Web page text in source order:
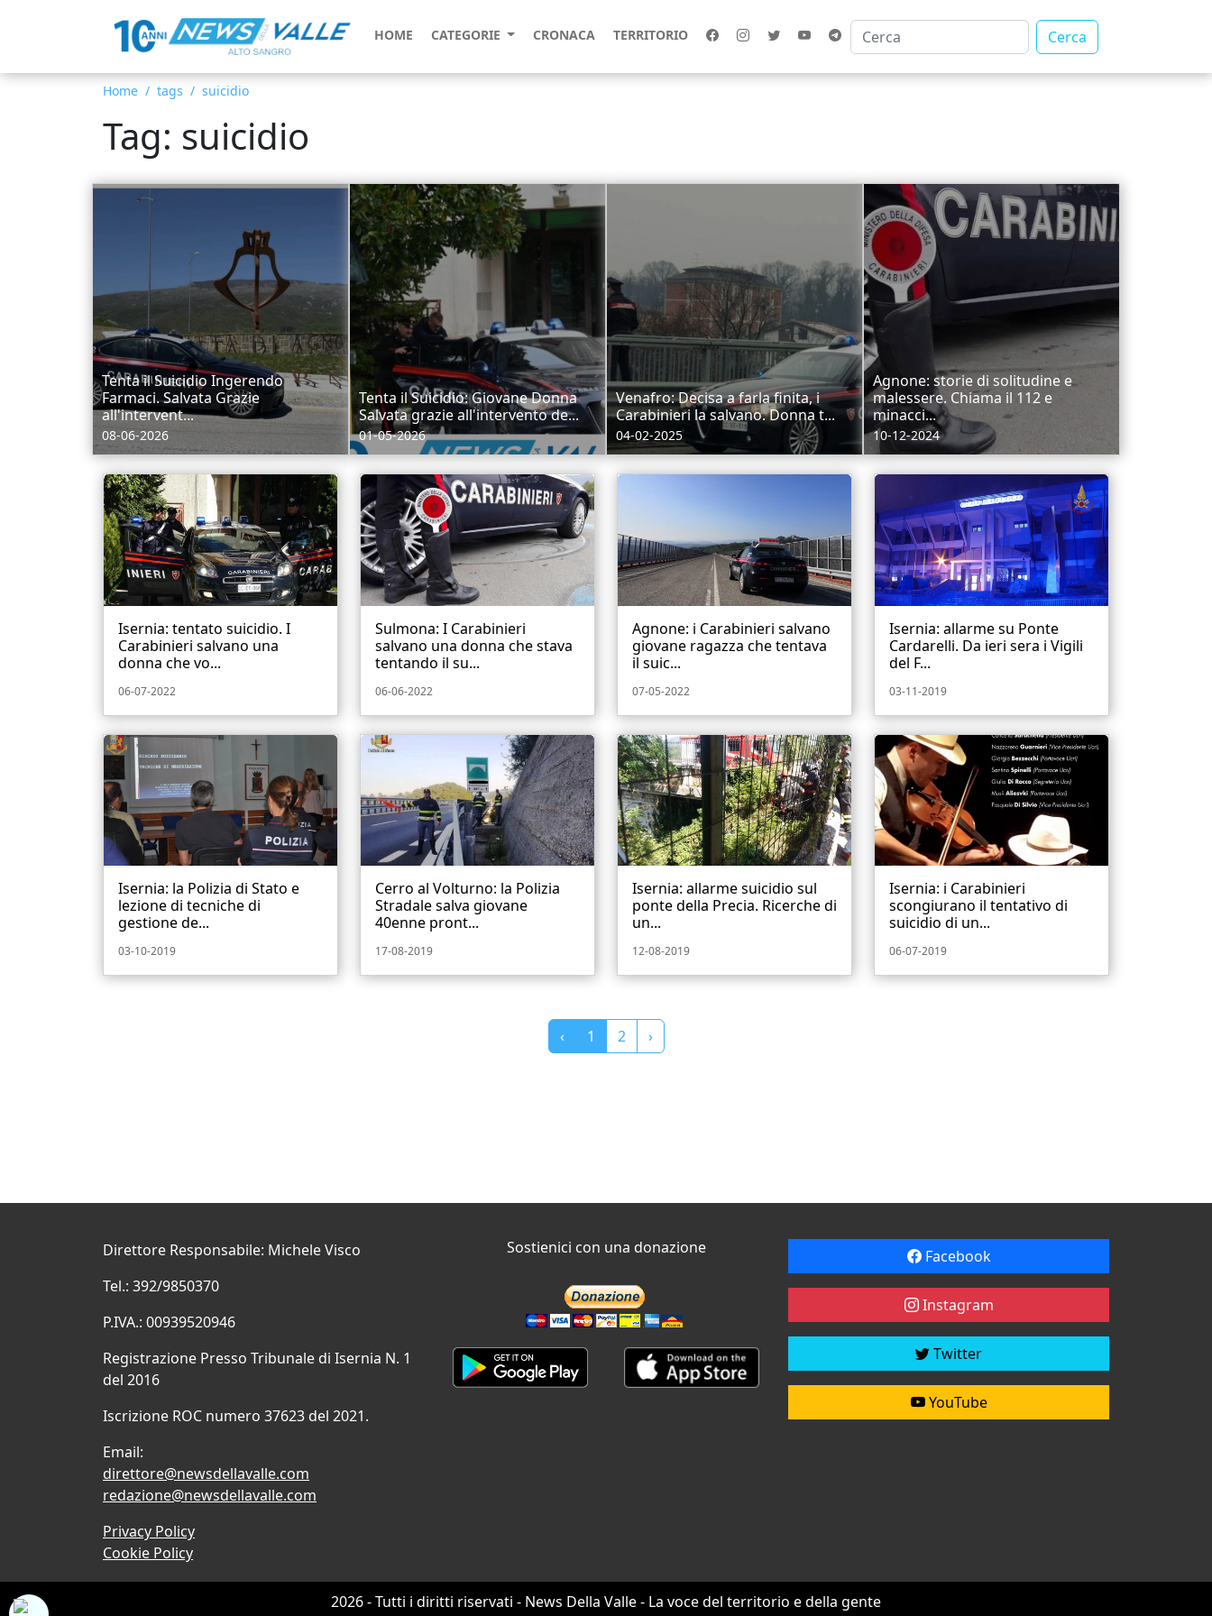
HOME CATEGORIE CRONACA TERRITORIO Cerca
Home tags suicidio
Tag: suicidio
Tenta il Suicidio Ingerendo
Farmaci. Salvata Grazie
all'intervent...
08-06-2026
Tenta il Suicidio: Giovane Donna
Salvata grazie all'intervento de...
01-05-2026
Venafro: Decisa a farla finita, i
Carabinieri la salvano. Donna t...
04-02-2025
Agnone: storie di solitudine e
malessere. Chiama il 112 e
minacci...
10-12-2024
Isernia: tentato suicidio. I
Carabinieri salvano una
donna che vo...
06-07-2022
Sulmona: I Carabinieri
salvano una donna che stava
tentando il su...
06-06-2022
Agnone: i Carabinieri salvano
giovane ragazza che tentava
il suic...
07-05-2022
Isernia: allarme su Ponte
Cardarelli. Da ieri sera i Vigili
del F...
03-11-2019
Isernia: la Polizia di Stato e
lezione di tecniche di
gestione de...
03-10-2019
Cerro al Volturno: la Polizia
Stradale salva giovane
40enne pront...
17-08-2019
Isernia: allarme suicidio sul
ponte della Precia. Ricerche di
un...
12-08-2019
Isernia: i Carabinieri
scongiurano il tentativo di
suicidio di un...
06-07-2019
‹ 1 2 ›
Direttore Responsabile: Michele Visco
Tel.: 392/9850370
P.IVA.: 00939520946
Registrazione Presso Tribunale di Isernia N. 1
del 2016
Iscrizione ROC numero 37623 del 2021.
Email:
direttore@newsdellavalle.com
redazione@newsdellavalle.com
Privacy Policy
Cookie Policy
Sostienici con una donazione Facebook
Instagram
Twitter
YouTube
2026 - Tutti i diritti riservati - News Della Valle - La voce del territorio e della gente